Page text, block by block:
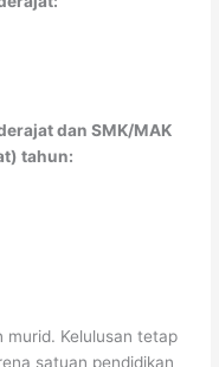
dan SMK/MAK
tahun:
murid. Kelulusan tetap
satuan pendidikan